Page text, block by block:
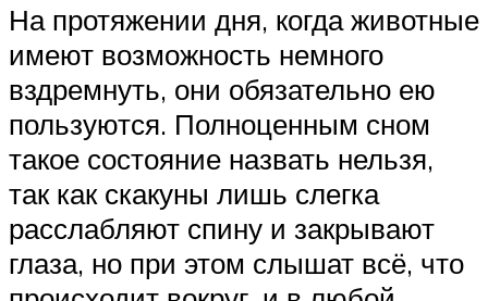
На протяжении дня, когда животные
имеют возможность немного
вздремнуть, они обязательно ею
пользуются. Полноценным сном
такое состояние назвать нельзя,
так как скакуны лишь слегка
расслабляют спину и закрывают
глаза, но при этом слышат всё, что